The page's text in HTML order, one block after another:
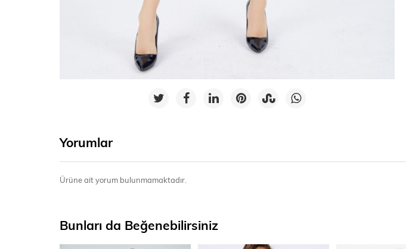
Yorumlar
Ürüne ait yorum bulunmamaktadır.
Bunları da Beğenebilirsiniz